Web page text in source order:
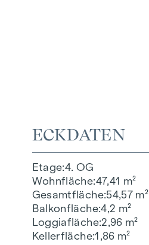
ECKDATEN
Etage 4. OG
Wohnfläche 47,41 m²
Gesamtfläche 54,57 m²
Balkonfläche 4,2 m²
Loggiafläche 2,96 m²
Kellerfläche 1,86 m²